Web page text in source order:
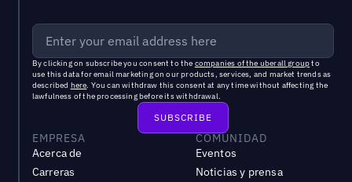
By clicking on subscribe you consent to the companies of the uberall groupto
use this data for email marketing on our products, services, and market trends as
described here. You can withdraw this consent at any time without affecting the
lawfulness of the processing before its withdrawal.
EMPRESA
Acerca de
Carreras
COMUNIDAD
Eventos
Noticias y prensa